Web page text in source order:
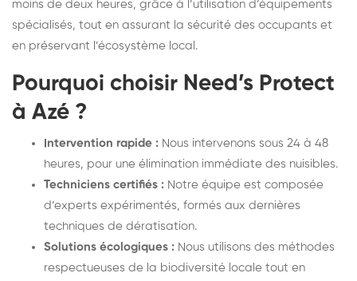
moins de deux heures, grâce à l’utilisation d’équipements
spécialisés, tout en assurant la sécurité des occupants et
en préservant l’écosystème local.
Pourquoi choisir Need’s Protect
à Azé ?
Intervention rapide : Nous intervenons sous 24 à 48
heures, pour une élimination immédiate des nuisibles.
Techniciens certifiés : Notre équipe est composée
d’experts expérimentés, formés aux dernières
techniques de dératisation.
Solutions écologiques : Nous utilisons des méthodes
respectueuses de la biodiversité locale tout en